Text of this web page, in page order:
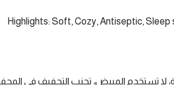
Highlights: Soft, Cozy, Antiseptic,
درجة حرارة 40 مئوية، لا تستخدم المبيض، تجنب التجفيف في